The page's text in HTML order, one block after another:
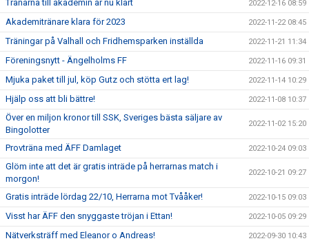
Tränarna till akademin är nu klart 2022-12-16 08:59
Akademitränare klara för 2023 2022-11-22 08:45
Träningar på Valhall och Fridhemsparken inställda 2022-11-21 11:34
Föreningsnytt - Ängelholms FF 2022-11-16 09:31
Mjuka paket till jul, köp Gutz och stötta ert lag! 2022-11-14 10:29
Hjälp oss att bli bättre! 2022-11-08 10:37
Över en miljon kronor till SSK, Sveriges bästa säljare av
Bingolotter
2022-11-02 15:20
Provträna med ÄFF Damlaget 2022-10-24 09:03
Glöm inte att det är gratis inträde på herrarnas match i
morgon!
2022-10-21 09:27
Gratis inträde lördag 22/10, Herrarna mot Tvååker! 2022-10-15 09:03
Visst har ÄFF den snyggaste tröjan i Ettan! 2022-10-05 09:29
Nätverksträff med Eleanor o Andreas! 2022-09-30 10:43